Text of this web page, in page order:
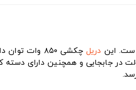
دریل
چکشی ۸۵۰